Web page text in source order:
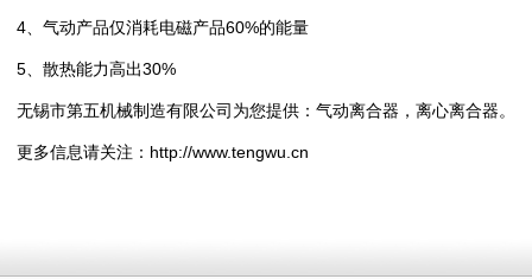
4、气动产品仅消耗电磁产品60%的能量
5、散热能力高出30%
无锡市第五机械制造有限公司为您提供：气动离合器 ，离心离合器。
更多信息请关注： http://www.tengwu.cn